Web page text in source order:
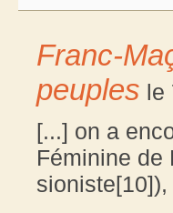
Franc-
peuples le
[...] on a
Féminine de